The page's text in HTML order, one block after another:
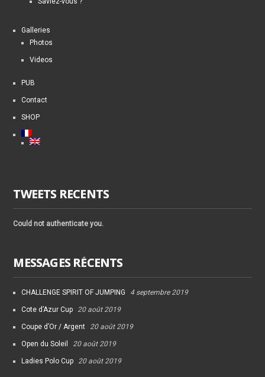
Galleries
Photos
Videos
PUB
Contact
SHOP
TWEETS RECENTS
Could not authenticate you.
MESSAGES RÉCENTS
CHALLENGE SPIRIT OF JUMPING 4 septembre 2019
Cote d’Azur Cup 20 août 2019
Coupe d’Or / Argent 20 août 2019
Open du Soleil 20 août 2019
Ladies Polo Cup 20 août 2019